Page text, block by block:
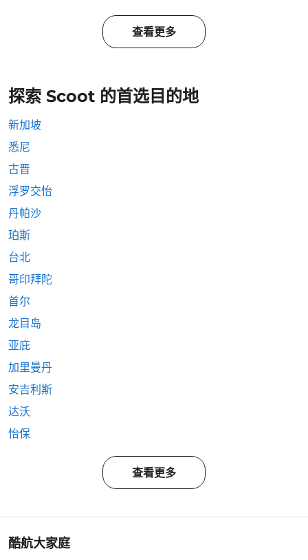
查看更多
探索 Scoot 的首选目的地
新加坡
悉尼
古晋
浮罗交怡
丹帕沙
珀斯
台北
哥印拜陀
首尔
龙目岛
亚庇
加里曼丹
安吉利斯
达沃
怡保
查看更多
酷航大家庭